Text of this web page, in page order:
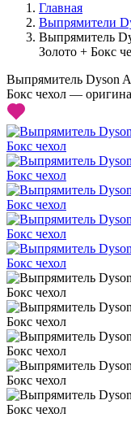
Главная
Выпрямители
Выпрямитель
Золото + Бокс
Выпрямитель Dyson
Бокс чехол —